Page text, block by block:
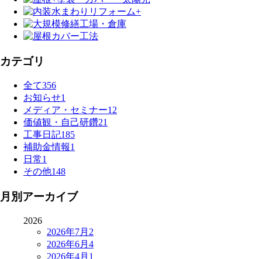
カテゴリ
全て356
お知らせ1
メディア・セミナー12
価値観・自己研鑽21
工事日記185
補助金情報1
日常1
その他148
月別アーカイブ
2026
2026年7月 2
2026年6月 4
2026年4月 1